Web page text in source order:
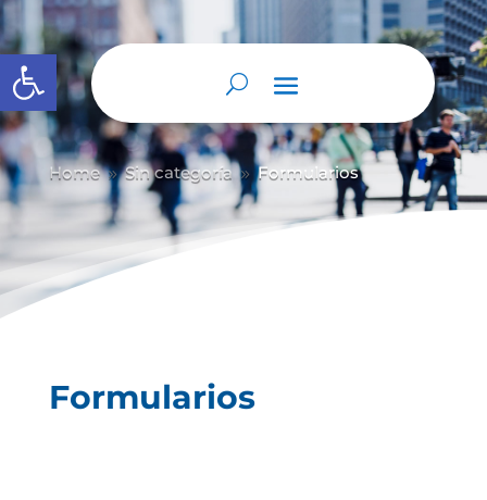
Abrir barra de herramientas
Home 9 Sin categoría 9 Formularios
Formularios